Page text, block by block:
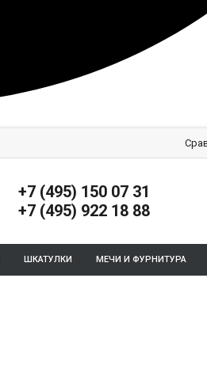
+7 (495) 150 07 31
+7 (495) 922 18 88
ШКАТУЛКИ МЕЧИ И ФУРНИТУРА